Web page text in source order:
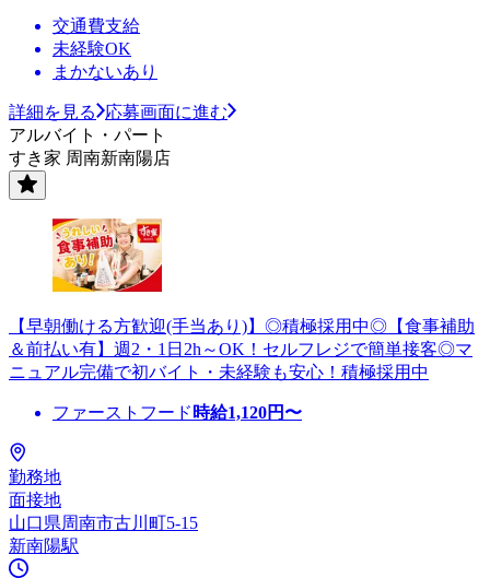
交通費支給
未経験OK
まかないあり
詳細を見る
応募画面に進む
アルバイト・パート
すき家 周南新南陽店
【早朝働ける方歓迎(手当あり)】◎積極採用中◎【食事補助
＆前払い有】週2・1日2h～OK！セルフレジで簡単接客◎マ
ニュアル完備で初バイト・未経験も安心！積極採用中
ファーストフード 時給1,120円〜
勤務地
面接地
山口県周南市古川町5-15
新南陽駅